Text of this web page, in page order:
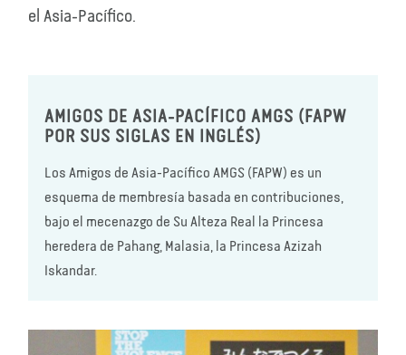
el Asia-Pacífico.
AMIGOS DE ASIA-PACÍFICO AMGS (FAPW
POR SUS SIGLAS EN INGLÉS)
Los Amigos de Asia-Pacífico AMGS (FAPW) es un
esquema de membresía basada en contribuciones,
bajo el mecenazgo de Su Alteza Real la Princesa
heredera de Pahang, Malasia, la Princesa Azizah
Iskandar.